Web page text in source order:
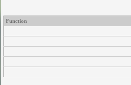
Function